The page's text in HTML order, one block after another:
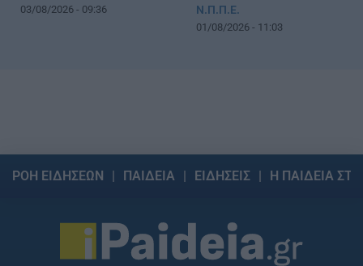
03/08/2026 - 09:36
Ν.Π.Π.Ε.
01/08/2026 - 11:03
ΡΟΗ ΕΙΔΗΣΕΩΝ ΠΑΙΔΕΙΑ ΕΙΔΗΣΕΙΣ Η ΠΑΙΔΕΙΑ